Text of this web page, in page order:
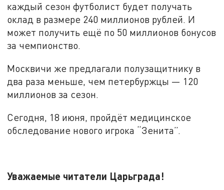
каждый сезон футболист будет получать
оклад в размере 240 миллионов рублей. И
может получить ещё по 50 миллионов бонусов
за чемпионство.
Москвичи же предлагали полузащитнику в
два раза меньше, чем петербуржцы — 120
миллионов за сезон.
Сегодня, 18 июня, пройдёт медицинское
обследование нового игрока “Зенита”.
Уважаемые читатели Царьграда!